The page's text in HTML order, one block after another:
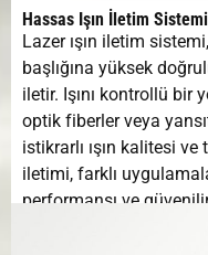
Hassas Işın İletim Sistemi
Lazer ışın iletim
başlığına yüksek
iletir. Işını kontrollü bir
optik fiberler veya
istikrarlı ışın kalitesi
iletimi, farklı
performansı ve